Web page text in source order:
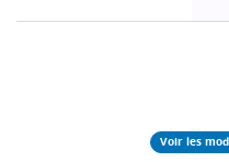
Voir les